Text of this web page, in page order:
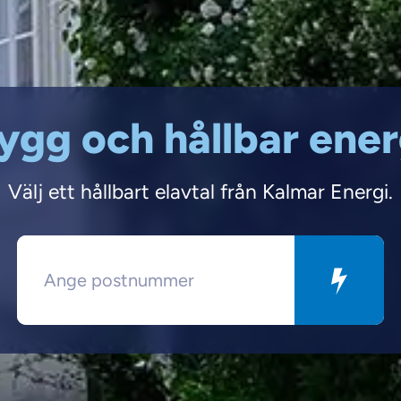
och hållbar
Välj ett hållbart elavtal från Kalmar Energi.
Postnummer